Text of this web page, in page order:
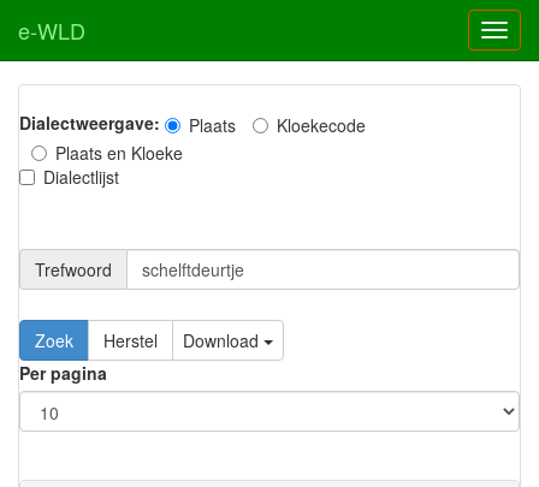
e-WLD
Dialectweergave: Plaats
Kloekecode
Plaats en Kloeke
Dialectlijst
Trefwoord
Download
Per pagina